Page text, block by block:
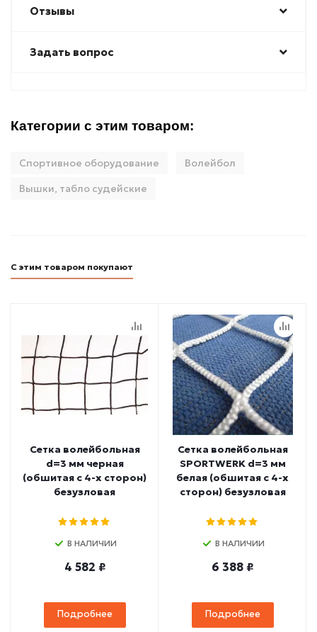
Отзывы
Задать вопрос
Категории с этим товаром:
Спортивное оборудование
Волейбол
Вышки, табло судейские
С этим товаром покупают
Сетка волейбольная
d=3 мм черная
(обшитая с 4-х сторон)
безузловая
В НАЛИЧИИ
4 582 ₽
Подробнее
Сетка волейбольная
SPORTWERK d=3 мм
белая (обшитая с 4-х
сторон) безузловая
В НАЛИЧИИ
6 388 ₽
Подробнее